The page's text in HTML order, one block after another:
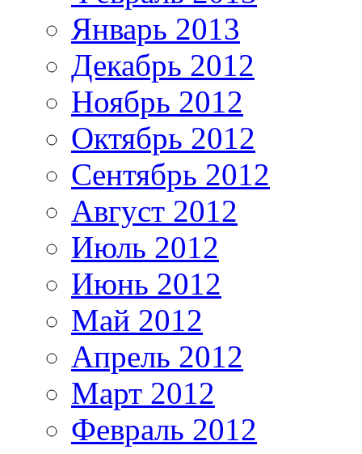
Январь 2013
Декабрь 2012
Ноябрь 2012
Октябрь 2012
Сентябрь 2012
Август 2012
Июль 2012
Июнь 2012
Май 2012
Апрель 2012
Март 2012
Февраль 2012